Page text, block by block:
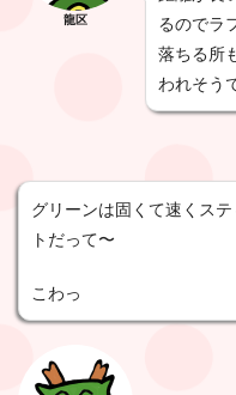
龍区
るのでラ
落ちる所
われそう
グリーンは固くて速くス
トだって〜
こわっ